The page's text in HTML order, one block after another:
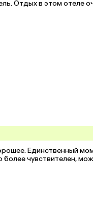
Единственный
чувствителен,